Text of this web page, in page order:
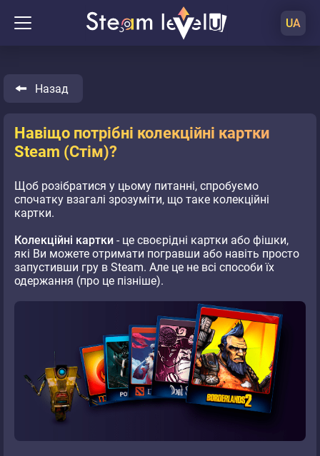
UA
Назад
Навіщо потрібні колекційні картки
Steam (Стім)?
Щоб розібратися у цьому питанні, спробуємо
спочатку взагалі зрозуміти, що таке колекційні
картки.
Колекційні картки - це своєрідні картки або фішки,
які Ви можете отримати погравши або навіть просто
запустивши гру в Steam. Але це не всі способи їх
одержання (про це пізніше).